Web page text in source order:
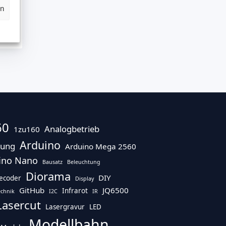
1zu160 Analogbetrieb
Arduino Arduino Mega 2560
Nano Bausatz Beleuchtung
Diorama Display DIY
GitHub I2C Infrarot IR JQ6500
Lasergravur LED